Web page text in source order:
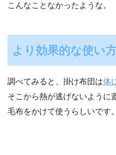
こんなことなかったような。
より効果的な使い
調べてみると、掛け布団は体
そこから熱が逃げないように
毛布をかけて使うらしいです。